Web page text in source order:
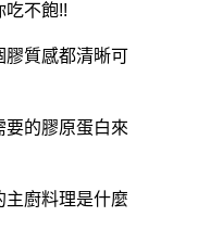
吃不飽!!
膠質感都清晰可
要的膠原蛋白來
主廚料理是什麼